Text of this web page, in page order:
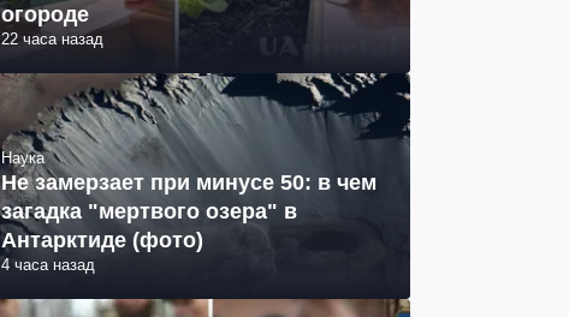
огороде
22 часа назад
Наука
Не замерзает при минусе 50: в чем
загадка "мертвого озера" в
Антарктиде (фото)
4 часа назад